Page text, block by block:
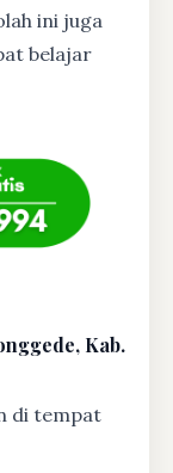
ini juga
belajar
Kab.
di tempat